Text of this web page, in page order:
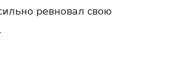
ревновал свою